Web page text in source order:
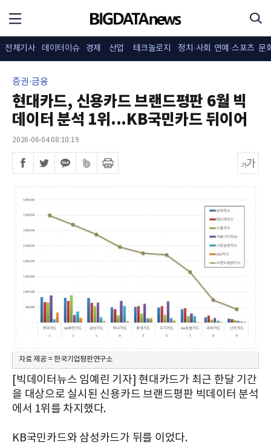
전체기사 데이터이슈 경제 산업 테크놀로지 정치·사회 연예·스포츠 문
증권·금융
현대카드, 신용카드 브랜드평판 6월 빅
데이터 분석 1위...KB국민카드 뒤이어
2026-06-04 08:10:19
자료 제공 = 한국기업평판연구소
[빅데이터뉴스 임예린 기자] 현대카드가 최근 한달 기간
을 대상으로 실시된 신용카드 브랜드평판 빅데이터 분석
에서 1위를 차지했다.
KB국민카드와 삼성카드가 뒤를 이었다.